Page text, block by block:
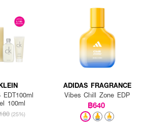
100ml
(25%)
ADIDAS FRAGRANCE
Vibes Chill Zone EDP
฿640